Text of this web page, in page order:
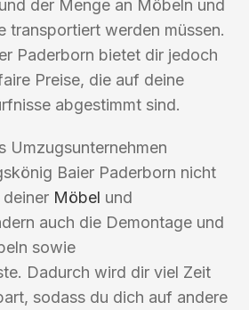
der Menge an Möbeln und
transportiert werden müssen.
Paderborn bietet dir jedoch
Preise, die auf deine
abgestimmt sind.
Umzugsunternehmen
Baier Paderborn nicht
Möbel und
auch die Demontage und
sowie
Dadurch wird dir viel Zeit
sodass du dich auf andere